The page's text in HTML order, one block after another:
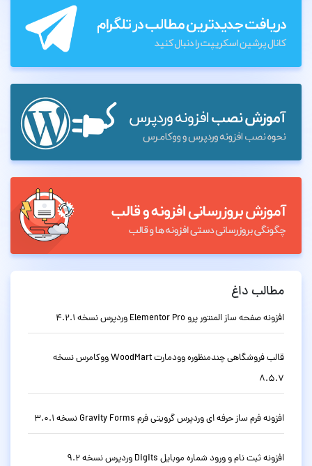
مطالب داغ
افزونه صفحه ساز المنتور پرو Elementor Pro وردپرس نسخه 4.2.1
قالب فروشگاهی چندمنظوره وودمارت WoodMart ووکامرس نسخه
8.5.7
افزونه فرم ساز حرفه ای وردپرس گرویتی فرم Gravity Forms نسخه 3.0.1
افزونه ثبت نام و ورود شماره موبایل Digits وردپرس نسخه 9.2